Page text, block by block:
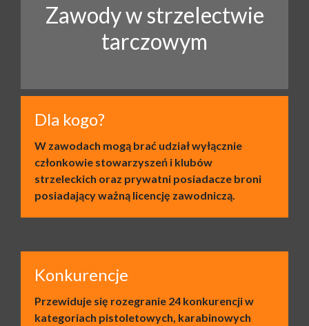
Zawody w strzelectwie
tarczowym
Dla kogo?
W zawodach mogą brać udział wyłącznie
członkowie stowarzyszeń i klubów
strzeleckich oraz prywatni posiadacze broni
posiadający ważną licencję zawodniczą.
Konkurencje
Przewiduje się rozegranie 24 konkurencji w
kategoriach pistoletowych, karabinowych